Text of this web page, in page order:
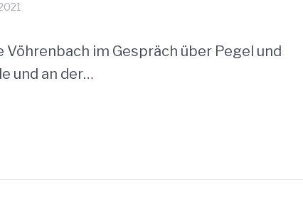
im Gespräch über Pegel und
und an der…